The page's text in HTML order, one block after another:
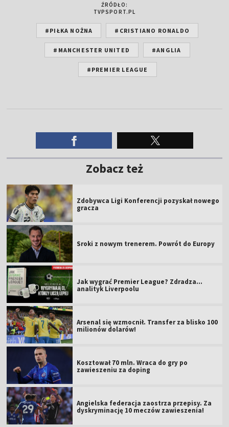
ŹRÓDŁO:
TVPSPORT.PL
#PIŁKA NOŻNA #CRISTIANO RONALDO
#MANCHESTER UNITED #ANGLIA
#PREMIER LEAGUE
Zobacz też
Zdobywca Ligi Konferencji pozyskał nowego
gracza
Sroki z nowym trenerem. Powrót do Europy
Jak wygrać Premier League? Zdradza...
analityk Liverpoolu
Arsenal się wzmocnił. Transfer za blisko 100
milionów dolarów!
Kosztował 70 mln. Wraca do gry po
zawieszeniu za doping
Angielska federacja zaostrza przepisy. Za
dyskryminację 10 meczów zawieszenia!